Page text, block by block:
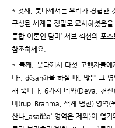
* 첫째, 붓다께서는 우리가 경험한
구성된 세계를 정말로 묘사하셨음을
통합 이론인 담마’ 서브 섹션의 포스
참조하세요.
* 둘째, 붓다께서 다섯 고행자들
나-, dēsanā)을 하실 때, 많은 그
해 줍니다. 6가지 데와(Deva, 천
마(rupi Brahma, 색계 범천) 영역(
산냐_asañña’ 영역은 제외)이 열